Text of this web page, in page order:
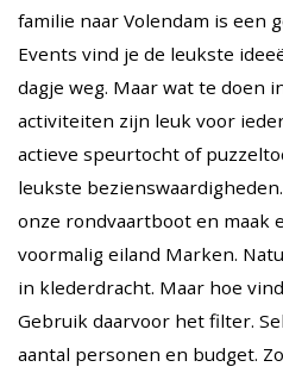
familie naar Volendam is een
Events vind je de leukste
dagje weg. Maar wat te doen
activiteiten zijn leuk voor
actieve speurtocht of
leukste
onze rondvaartboot en maak
voormalig eiland Marken.
in klederdracht. Maar hoe
Gebruik daarvoor het filter.
aantal personen en budget.